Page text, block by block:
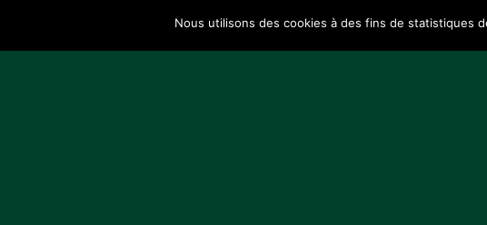
Nous utilisons des cookies à des fins de statistiques